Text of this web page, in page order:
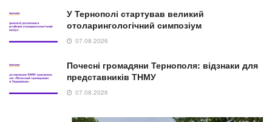
У Тернополі стартував великий
отоларингологічний симпозіум
07.08.2026
Почесні громадяни Тернополя: відзнаки для
представників ТНМУ
07.08.2026